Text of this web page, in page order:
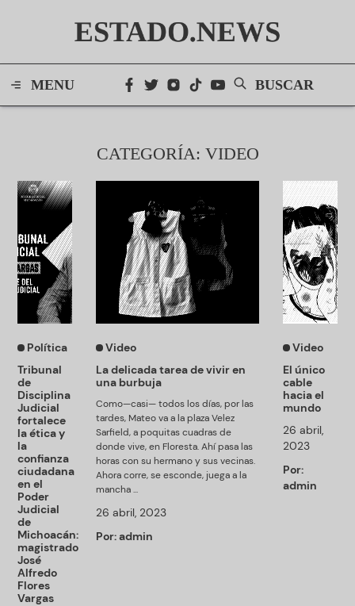
ESTADO.NEWS
MENU BUSCAR
CATEGORÍA: VIDEO
Política
Tribunal
de
Disciplina
Judicial
fortalece
la ética y
la
confianza
ciudadana
en el
Poder
Judicial
de
Michoacán:
magistrado
José
Alfredo
Flores
Vargas
Video
La delicada tarea de vivir en
una burbuja
Como—casi— todos los días, por las
tardes, Mateo va a la plaza Velez
Sarfield, a poquitas cuadras de
donde vive, en Floresta. Ahí pasa las
horas con su hermano y sus vecinas.
Ahora corre, se esconde, juega a la
mancha ...
26 abril, 2023
Por:admin
Video
El único
cable
hacia el
mundo
26 abril,
2023
Por:
admin